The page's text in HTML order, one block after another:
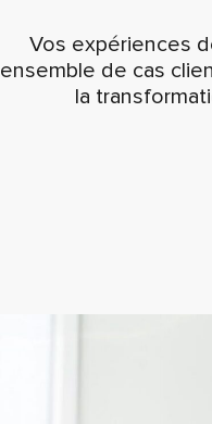
Vos expériences
ensemble de cas
la